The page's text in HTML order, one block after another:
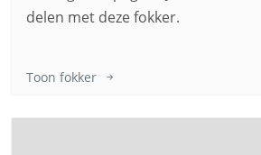
delen met deze fokker.
Toon fokker